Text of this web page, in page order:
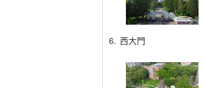
6. 西大門